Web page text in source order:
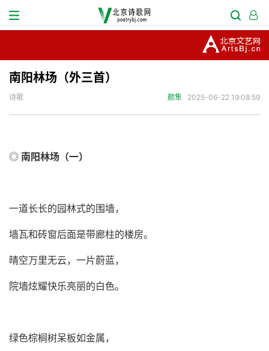
南阳林场（外三首）
诗歌 颜隼 2025-06-22 19:08:59
◎ 南阳林场（一）
一道长长的园林式的围墙，
墙瓦和砖窗后面是带廊柱的楼房。
晴空万里无云，一片蔚蓝，
院墙炫耀快乐亮丽的白色。
绿色棕榈树呆板如金属，